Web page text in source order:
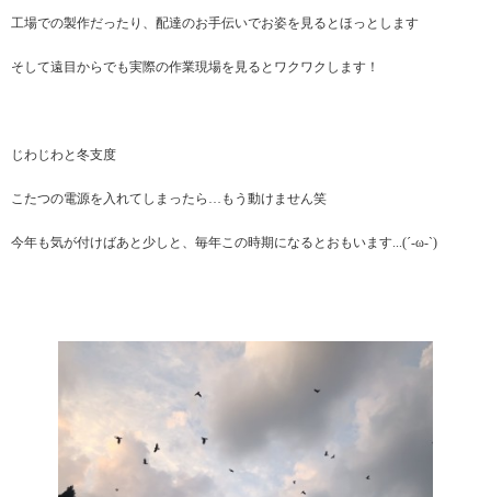
工場での製作だったり、配達のお手伝いでお姿を見るとほっとします
そして遠目からでも実際の作業現場を見るとワクワクします！
じわじわと冬支度
こたつの電源を入れてしまったら…もう動けません笑
今年も気が付けばあと少しと、毎年この時期になるとおもいます...(´-ω-`)